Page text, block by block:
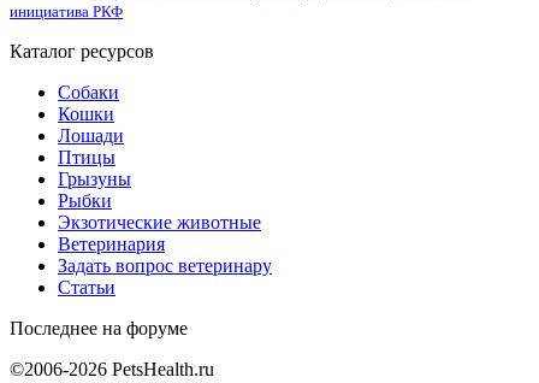
инициатива РКФ
Каталог ресурсов
Собаки
Кошки
Лошади
Птицы
Грызуны
Рыбки
Экзотические животные
Ветеринария
Задать вопрос ветеринару
Статьи
Последнее на форуме
©2006-2026 PetsHealth.ru